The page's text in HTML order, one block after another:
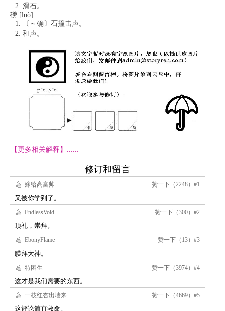
滑石。
磱 [luò]
〔～确〕石撞击声。
和声。
【更多相关解释】......